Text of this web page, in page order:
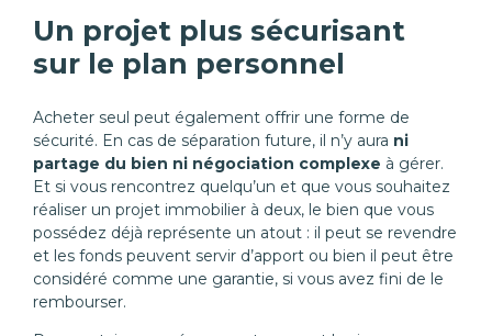
Un projet plus sécurisant
sur le plan personnel
Acheter seul peut également offrir une forme de
sécurité. En cas de séparation future, il n’y aura ni
partage du bien ni négociation complexe à gérer.
Et si vous rencontrez quelqu’un et que vous souhaitez
réaliser un projet immobilier à deux, le bien que vous
possédez déjà représente un atout : il peut se revendre
et les fonds peuvent servir d’apport ou bien il peut être
considéré comme une garantie, si vous avez fini de le
rembourser.